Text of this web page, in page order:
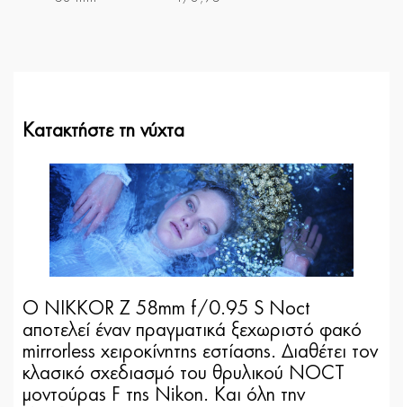
Κατακτήστε τη νύχτα
Ο NIKKOR Z 58mm f/0.95 S Noct
αποτελεί έναν πραγματικά ξεχωριστό φακό
mirrorless χειροκίνητης εστίασης. Διαθέτει τον
κλασικό σχεδιασμό του θρυλικού NOCT
μοντούρας F της Nikon. Και όλη την